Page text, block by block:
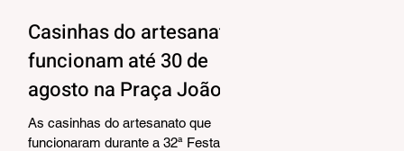
Casinhas do artesanato
funcionam até 30 de
agosto na Praça João
Corrêa
As casinhas do artesanato que
funcionaram durante a 32ª Festa